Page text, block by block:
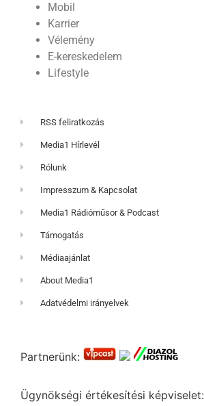
Mobil
Karrier
Vélemény
E-kereskedelem
Lifestyle
RSS feliratkozás
Media1 Hírlevél
Rólunk
Impresszum & Kapcsolat
Media1 Rádióműsor & Podcast
Támogatás
Médiaajánlat
About Media1
Adatvédelmi irányelvek
Partnerünk:
Ügynökségi értékesítési képviselet: